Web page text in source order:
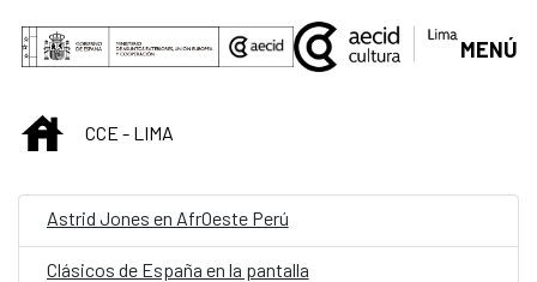
Saltar al contenido principal
MENÚ
INICIOCCE - LIMA
Astrid Jones en AfrOeste Perú
Clásicos de España en la pantalla